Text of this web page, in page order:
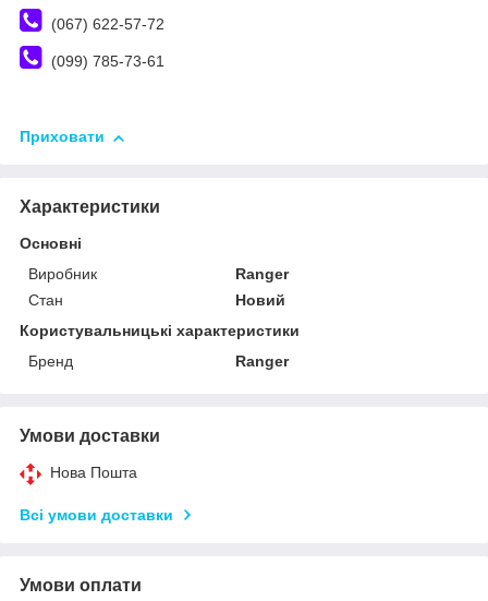
(067) 622-57-72
(099) 785-73-61
Приховати
Характеристики
Основні
Виробник
Ranger
Стан
Новий
Користувальницькі характеристики
Бренд
Ranger
Умови доставки
Нова Пошта
Всі умови доставки
Умови оплати